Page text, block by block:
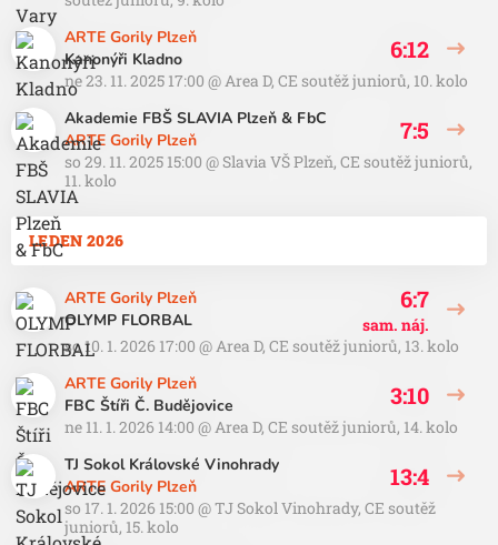
ARTE Gorily Plzeň
Kanonýři Kladno
6:12
ne 23. 11. 2025 17:00 @Area D, CE soutěž juniorů, 10. kolo
Akademie FBŠ SLAVIA Plzeň & FbC
ARTE Gorily Plzeň
7:5
so 29. 11. 2025 15:00 @ Slavia VŠ Plzeň, CE soutěž juniorů,
11. kolo
LEDEN 2026
ARTE Gorily Plzeň
OLYMP FLORBAL
6:7
sam. náj.
so 10. 1. 2026 17:00 @Area D, CE soutěž juniorů, 13. kolo
ARTE Gorily Plzeň
FBC Štíři Č. Budějovice
3:10
ne 11. 1. 2026 14:00 @Area D, CE soutěž juniorů, 14. kolo
TJ Sokol Královské Vinohrady
ARTE Gorily Plzeň
13:4
so 17. 1. 2026 15:00 @TJ Sokol Vinohrady, CE soutěž
juniorů, 15. kolo